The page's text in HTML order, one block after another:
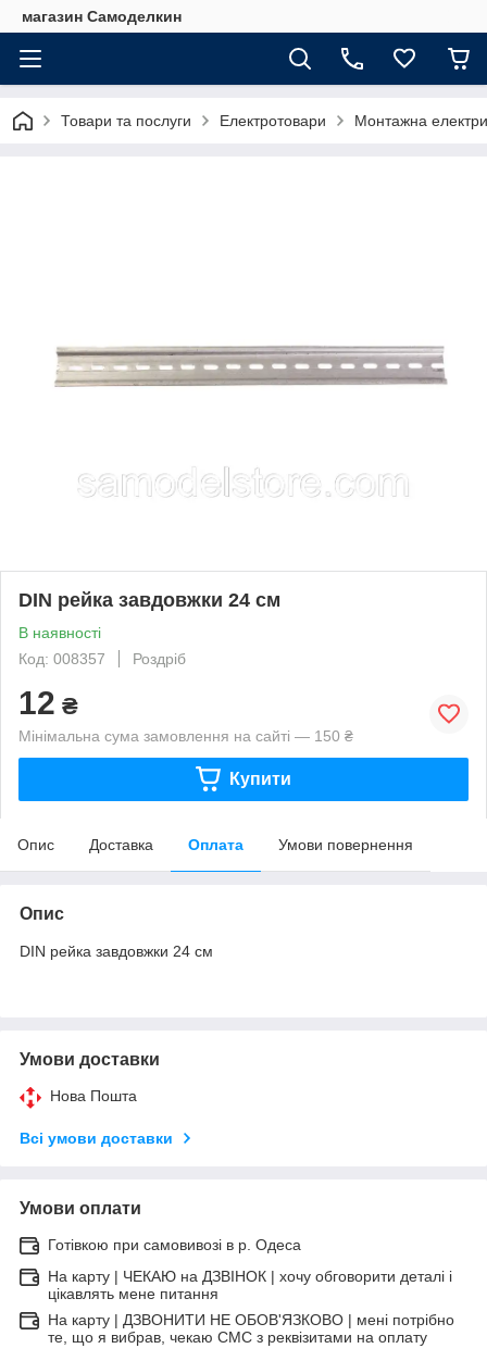
магазин Самоделкин
Товари та послуги Електротовари Монтажна
DIN рейка завдовжки 24 см
В наявності
Код: 008357
Роздріб
12 ₴
Мінімальна сума замовлення на сайті — 150 ₴
Купити
Опис Доставка Оплата Умови повернення
Опис
DIN рейка завдовжки 24 см
Умови доставки
Нова Пошта
Всі умови доставки
Умови оплати
Готівкою при самовивозі в р. Одеса
На карту | ЧЕКАЮ на ДЗВІНОК | хочу обговорити деталі і
цікавлять мене питання
На карту | ДЗВОНИТИ НЕ ОБОВ'ЯЗКОВО | мені потрібно
те, що я вибрав, чекаю СМС з реквізитами на оплату